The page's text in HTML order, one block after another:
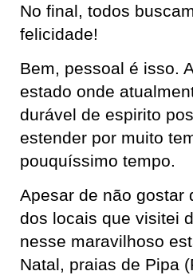
No final, todos
felicidade!
Bem, pessoal é isso.
estado onde
durável de espirito
estender por muito
pouquíssimo tempo.
Apesar de não gostar
dos locais que visitei
nesse maravilhoso
Natal, praias de Pipa